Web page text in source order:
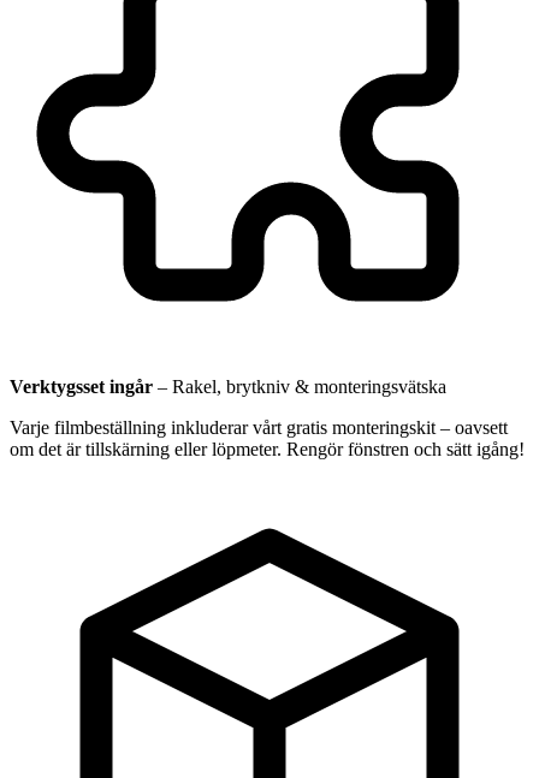
Verktygsset ingår – Rakel, brytkniv & monteringsvätska
Varje filmbeställning inkluderar vårt gratis monteringskit – oavsett
om det är tillskärning eller löpmeter. Rengör fönstren och sätt igång!